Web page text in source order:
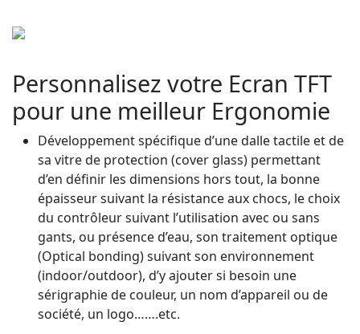
Personnalisez votre Ecran TFT
pour une meilleur Ergonomie
Développement spécifique d’une dalle tactile et de
sa vitre de protection (cover glass) permettant
d’en définir les dimensions hors tout, la bonne
épaisseur suivant la résistance aux chocs, le choix
du contrôleur suivant l’utilisation avec ou sans
gants, ou présence d’eau, son traitement optique
(Optical bonding) suivant son environnement
(indoor/outdoor), d’y ajouter si besoin une
sérigraphie de couleur, un nom d’appareil ou de
société, un logo…….etc.